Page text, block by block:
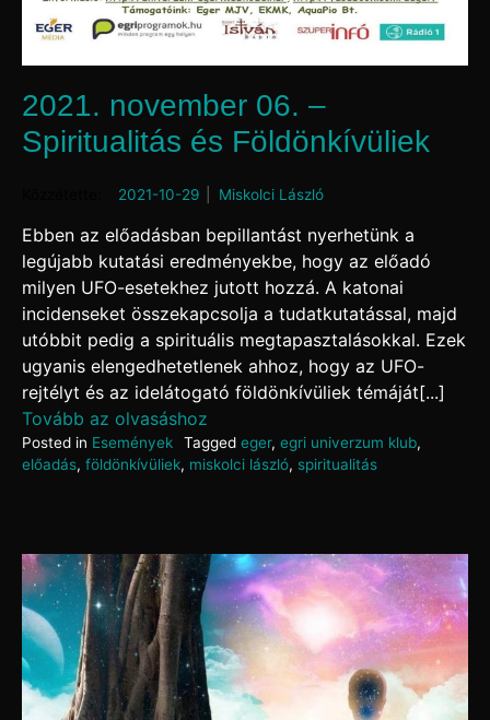
2021. november 06. –
Spiritualitás és Földönkívüliek
2021-10-29by Miskolci László
Ebben az előadásban bepillantást nyerhetünk a
legújabb kutatási eredményekbe, hogy az előadó
milyen UFO-esetekhez jutott hozzá. A katonai
incidenseket összekapcsolja a tudatkutatással, majd
utóbbit pedig a spirituális megtapasztalásokkal. Ezek
ugyanis elengedhetetlenek ahhoz, hogy az UFO-
rejtélyt és az idelátogató földönkívüliek témáját[...]
Tovább az olvasáshoz
Posted in Események Tagged eger, egri univerzum klub,
előadás, földönkívüliek, miskolci lászló, spiritualitás